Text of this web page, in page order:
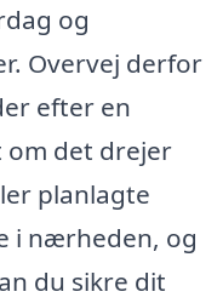
og
Overvej derfor
efter en
om det drejer
planlagte
i nærheden, og
du sikre dit